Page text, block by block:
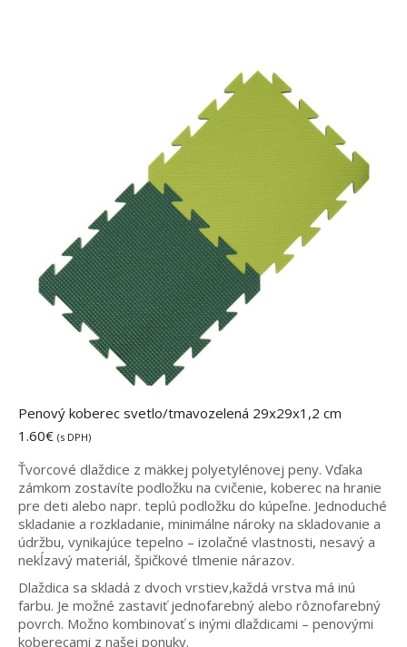
Penový koberec svetlo/tmavozelená 29x29x1,2 cm
1.60€ (s DPH)
Ťvorcové dlaždice z mäkkej polyetylénovej peny. Vďaka
zámkom zostavíte podložku na cvičenie, koberec na hranie
pre deti alebo napr. teplú podložku do kúpeľne. Jednoduché
skladanie a rozkladanie, minimálne nároky na skladovanie a
údržbu, vynikajúce tepelno – izolačné vlastnosti, nesavý a
nekĺzavý materiál, špičkové tlmenie nárazov.
Dlaždica sa skladá z dvoch vrstiev,každá vrstva má inú
farbu. Je možné zastaviť jednofarebný alebo rôznofarebný
povrch. Možno kombinovať s inými dlaždicami – penovými
koberecami z našej ponuky.